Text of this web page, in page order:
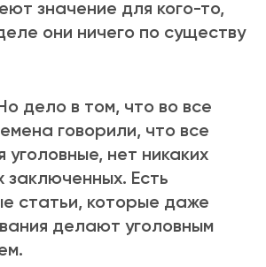
значение для кого-то,
они ничего по существу
дело в том, что во все
говорили, что все
уголовные, нет никаких
заключенных. Есть
статьи, которые даже
делают уголовным